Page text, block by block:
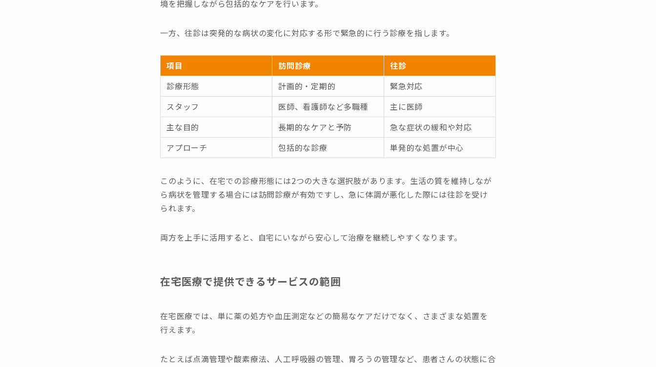
境を把握しながら包括的なケアを行います。
一方、往診は突発的な病状の変化に対応する形で緊急的に行う診療を指します。
項目 訪問診療
往診
診療形態
計画的・定期的
緊急対応
スタッフ
医師、看護師など多職種
主に医師
主な目的
長期的なケアと予防
急な症状の緩和や対応
アプローチ
包括的な診療 単発的な処置が中心
このように、在宅での診療形態には2つの大きな選択肢があります。生活の質を維持しなが
ら病状を管理する場合には訪問診療が有効ですし、急に体調が悪化した際には往診を受け
られます。
両方を上手に活用すると、自宅にいながら安心して治療を継続しやすくなります。
在宅医療で提供できるサービスの範囲
在宅医療では、単に薬の処方や血圧測定などの簡易なケアだけでなく、さまざまな処置を
行えます。
たとえば点滴管理や酸素療法、人工呼吸器の管理、胃ろうの管理など、患者さんの状態に合